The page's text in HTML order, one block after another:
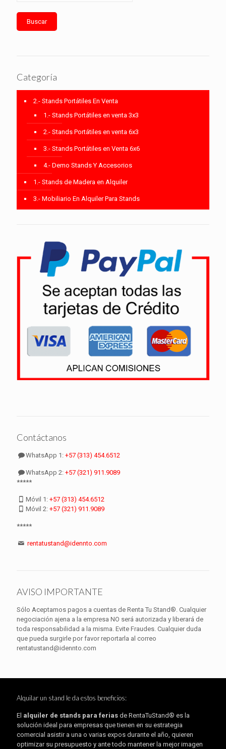
Buscar
Categoría
2.- Stands Portátiles En Venta
1.- Stands Portátiles en venta 3x3
2.- Stands Portátiles en venta 6x3
3.- Stands Portátiles en Venta 6x6
4.- Demo Stands Y Accesorios
1.- Stands de Madera en Alquiler
3.- Mobiliario En Alquiler Para Stands
Contáctanos
WhatsApp 1:+57 (313) 454.6512
WhatsApp 2:+57 (321) 911.9089
*****
Móvil 1:+57 (313) 454.6512
Móvil 2:+57 (321) 911.9089
*****
rentatustand@idennto.com
AVISO IMPORTANTE
Sólo Aceptamos pagos a cuentas de Renta Tu Stand®. Cualquier
negociación ajena a la empresa NO será autorizada y liberará de
toda responsabilidad a la misma. Evite Fraudes. Cualquier duda
que pueda surgirle por favor reportarla al correo
rentatustand@idennto.com
Alquilar un stand le da estos beneficios:
El alquiler de stands para ferias de RentaTuStand® es la
solución ideal para empresas que tienen en su estrategia
comercial asistir a una o varias expos durante el año, quieren
optimizar su presupuesto y ante todo mantener la mejor imagen